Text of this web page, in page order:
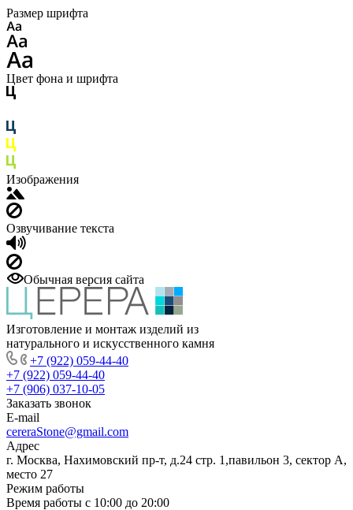
Размер шрифта
Цвет фона и шрифта
Изображения
Озвучивание текста
Обычная версия сайта
Изготовление и монтаж изделий из
натурального и искусственного камня
+7 (922) 059-44-40
+7 (922) 059-44-40
+7 (906) 037-10-05
Заказать звонок
E-mail
cereraStone@gmail.com
Адрес
г. Москва, Нахимовский пр-т, д.24 стр. 1,павильон 3, сектор А,
место 27
Режим работы
Время работы с 10:00 до 20:00